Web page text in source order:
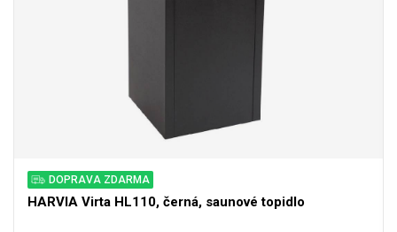
DOPRAVA ZDARMA
HARVIA Virta HL110, černá, saunové topidlo